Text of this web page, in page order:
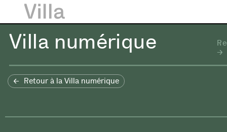
Villa numérique
Retour à la Villa numérique